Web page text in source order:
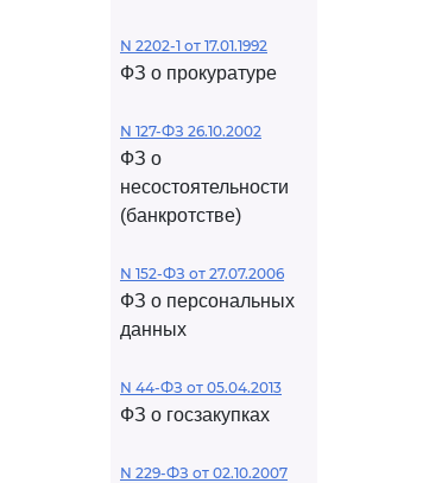
N 2202-1 от 17.01.1992
ФЗ о прокуратуре
N 127-ФЗ 26.10.2002
ФЗ о
несостоятельности
(банкротстве)
N 152-ФЗ от 27.07.2006
ФЗ о персональных
данных
N 44-ФЗ от 05.04.2013
ФЗ о госзакупках
N 229-ФЗ от 02.10.2007